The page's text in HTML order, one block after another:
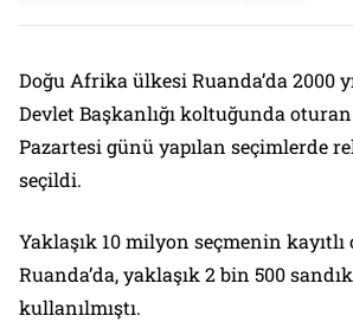
Doğu Afrika ülkesi Ruanda’da 2000
Devlet Başkanlığı koltuğunda
Pazartesi günü yapılan seçimlerde
seçildi.
Yaklaşık 10 milyon seçmenin kayıtlı
Ruanda’da, yaklaşık 2 bin 500
kullanılmıştı.